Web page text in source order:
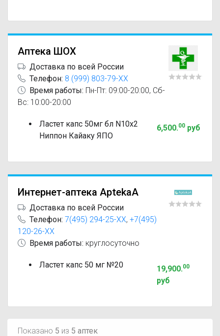
Аптека ШОХ
Доставка по всей России
Телефон: 8 (999) 803-79-XX
Время работы: Пн-Пт: 09:00-20:00, Сб-
Вс: 10:00-20:00
Ластет капс 50мг бл N10x2
Ниппон Кайаку ЯПО
6,500.00руб
Интернет-аптека AptekaA
Доставка по всей России
Телефон: 7(495) 294-25-XX, +7(495)
120-26-XX
Время работы: круглосуточно
Ластет капс 50 мг №20 19,900.00
руб
Показано 5 из 5 аптек